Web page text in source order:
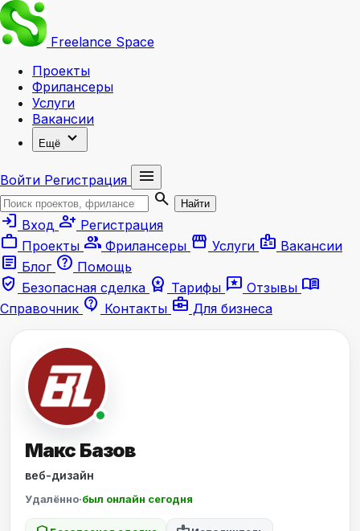
Freelance Space
Проекты
Фрилансеры
Услуги
Вакансии
Ещё expand_more
Войти Регистрация
menu
search
Найти
login Вход person_add Регистрация
work Проекты group Фрилансеры storefront Услуги badge Вакансии
article Блог help Помощь
verified_user Безопасная сделка workspace_premium Тарифы reviews Отзывы menu_book
Справочник contact_support Контакты business_center Для бизнеса
Макс Базов
веб-дизайн
Удалённо·был онлайн сегодня